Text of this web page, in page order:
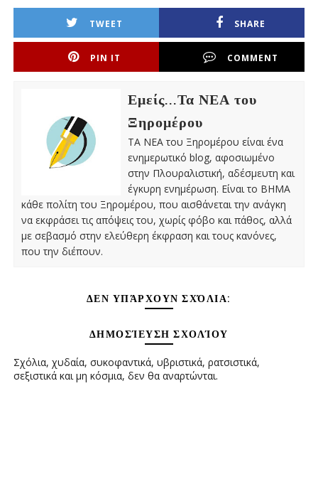
TWEET SHARE
PIN IT COMMENT
Εμείς...Τα ΝΕΑ του
Ξηρομέρου
ΤΑ ΝΕΑ του Ξηρομέρου είναι ένα
ενημερωτικό blog, αφοσιωμένο
στην Πλουραλιστική, αδέσμευτη και
έγκυρη ενημέρωση. Είναι το ΒΗΜΑ
κάθε πολίτη του Ξηρομέρου, που αισθάνεται την ανάγκη
να εκφράσει τις απόψεις του, χωρίς φόβο και πάθος, αλλά
με σεβασμό στην ελεύθερη έκφραση και τους κανόνες,
που την διέπουν.
ΔΕΝ ΥΠΆΡΧΟΥΝ ΣΧΌΛΙΑ:
ΔΗΜΟΣΊΕΥΣΗ ΣΧΟΛΊΟΥ
Σχόλια, χυδαία, συκοφαντικά, υβριστικά, ρατσιστικά,
σεξιστικά και μη κόσμια, δεν θα αναρτώνται.